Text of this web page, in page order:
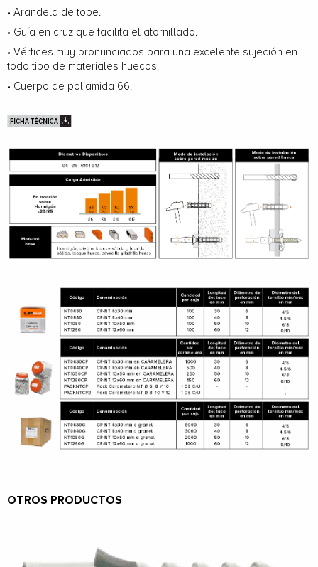
• Arandela de tope.
• Guía en cruz que facilita el atornillado.
• Vértices muy pronunciados para una excelente sujeción en
todo tipo de materiales huecos.
• Cuerpo de poliamida 66.
OTROS PRODUCTOS